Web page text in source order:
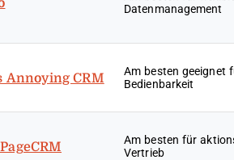
Datenmanagement
Annoying CRM
Am besten geeignet
Bedienbarkeit
Am besten für
Vertrieb